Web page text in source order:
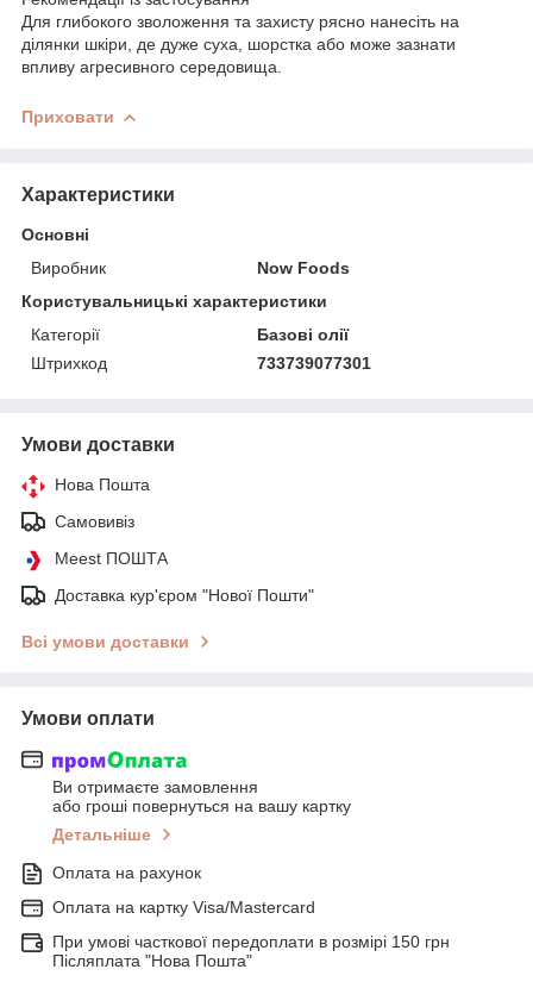
Для глибокого зволоження та захисту рясно нанесіть на
ділянки шкіри, де дуже суха, шорстка або може зазнати
впливу агресивного середовища.
Приховати
Характеристики
Основні
Виробник
Now Foods
Користувальницькі характеристики
Категорії
Базові олії
Штрихкод
733739077301
Умови доставки
Нова Пошта
Самовивіз
Meest ПОШТА
Доставка кур'єром "Нової Пошти"
Всі умови доставки
Умови оплати
Ви отримаєте замовлення
або гроші повернуться на вашу картку
Детальніше
Оплата на рахунок
Оплата на картку Visa/Mastercard
При умові часткової передоплати в розмірі 150 грн
Післяплата "Нова Пошта"